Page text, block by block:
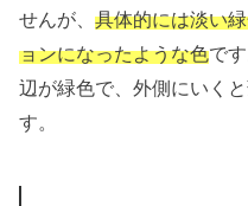
せんが、具体的には淡い
ョンになったような色で
辺が緑色で、外側にいく
す。